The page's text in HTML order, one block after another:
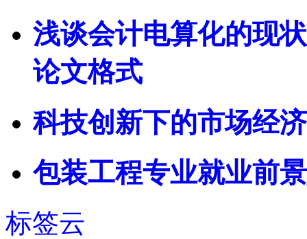
浅谈会计电算化的现
论文格式
科技创新下的市场经
包装工程专业就业前
标签云